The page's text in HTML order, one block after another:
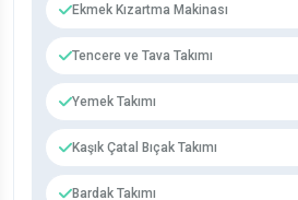
Ekmek Kızartma Makinası
Tencere ve Tava Takımı
Yemek Takımı
Kaşık Çatal Bıçak Takımı
Bardak Takımı